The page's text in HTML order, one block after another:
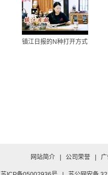
镇江日报的N种打开方式
网站简介 | 公司荣誉 |